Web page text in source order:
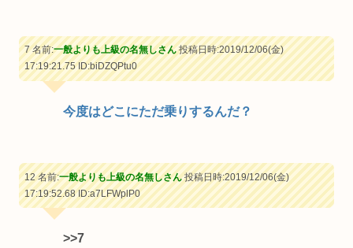
7 名前:一般よりも上級の名無しさん投稿日時:2019/12/06(金)
17:19:21.75ID:biDZQPtu0
今度はどこにただ乗りするんだ？
12 名前:一般よりも上級の名無しさん投稿日時:2019/12/06(金)
17:19:52.68ID:a7LFWplP0
>>7